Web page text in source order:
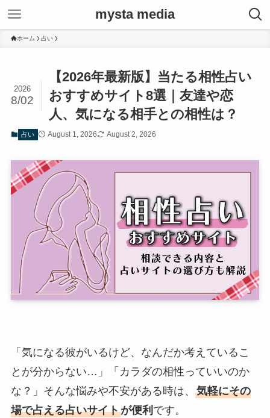
mysta media
ホーム 占い
【2026年最新版】当たる相性占い
おすすめサイト8選｜友達や恋
人、気になる相手との相性は？
2026
8/02
占い August 1, 2026 August 2, 2026
「気になる彼がいるけど、なんだか考えているこ
とが分からない…」「カラダの相性っていいのか
な？」そんな悩みや不安がある時は、 気軽にその
場で占える占いサイトが便利 です。